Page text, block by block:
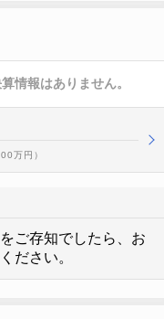
情報はありません。
万円）
ご存知でしたら、お
ださい。